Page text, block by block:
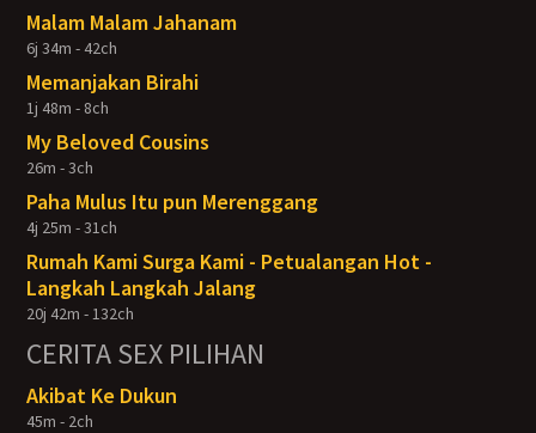
Malam Malam Jahanam
6j 34m - 42ch
Memanjakan Birahi
1j 48m - 8ch
My Beloved Cousins
26m - 3ch
Paha Mulus Itu pun Merenggang
4j 25m - 31ch
Rumah Kami Surga Kami - Petualangan Hot -
Langkah Langkah Jalang
20j 42m - 132ch
CERITA SEX PILIHAN
Akibat Ke Dukun
45m - 2ch